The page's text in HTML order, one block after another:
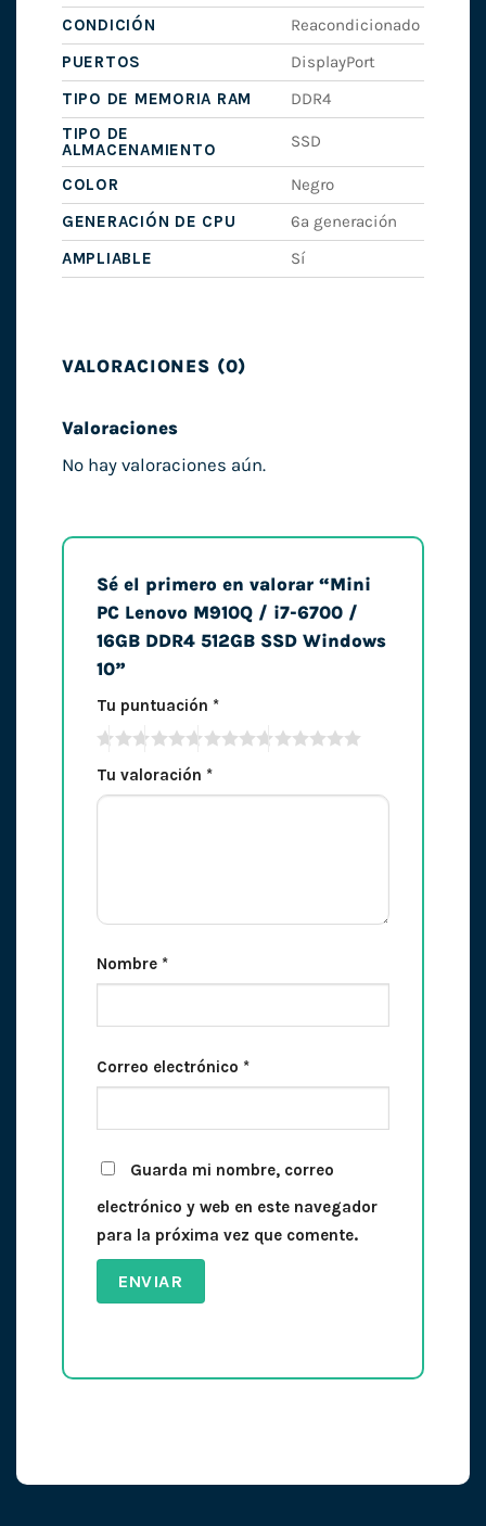
CONDICIÓN
Reacondicionado
PUERTOS
DisplayPort
TIPO DE MEMORIA RAM
DDR4
TIPO DE
ALMACENAMIENTO
SSD
COLOR
Negro
GENERACIÓN DE CPU
6ª generación
AMPLIABLE
Sí
VALORACIONES (0)
Valoraciones
No hay valoraciones aún.
Sé el primero en valorar “Mini
PC Lenovo M910Q / i7-6700 /
16GB DDR4 512GB SSD Windows
10”
Tu puntuación *
Tu valoración *
Nombre *
Correo electrónico *
Guarda mi nombre, correo
electrónico y web en este navegador
para la próxima vez que comente.